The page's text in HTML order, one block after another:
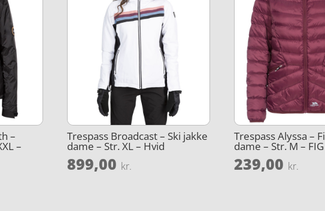
–
–
Trespass Broadcast – Ski jakke
dame – Str. XL – Hvid
899,00 kr.
Trespass Alyssa –
dame – Str. M – FIG
239,00 kr.